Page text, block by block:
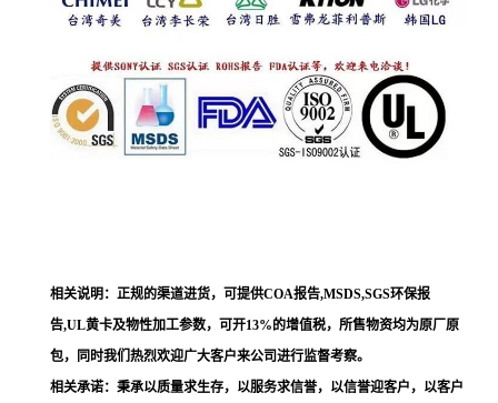
相关说明：正规的渠道进货，可提供COA报告,MSDS,SGS环保报
告,UL黄卡及物性加工参数，可开13%的增值税，所售物资均为原厂原
包，同时我们热烈欢迎广大客户来公司进行监督考察。
相关承诺：秉承以质量求生存，以服务求信誉，以信誉迎客户，以客户